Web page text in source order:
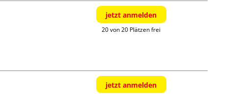
jetzt anmelden
20 von 20 Plätzen frei
jetzt anmelden